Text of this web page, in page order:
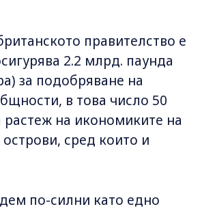
правителство е
2.2 млрд. паунда
за подобряване на
в това число 50
растеж на икономиките на
сред които и
по-силни като едно